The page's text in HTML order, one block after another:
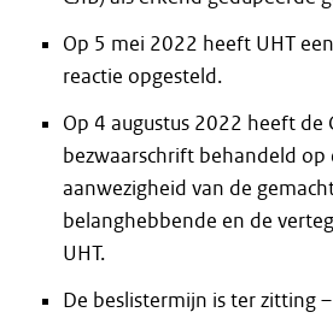
Op 5 mei 2022 heeft UHT
reactie opgesteld.
Op 4 augustus 2022 heeft de
bezwaarschrift behandeld
aanwezigheid van de
belanghebbende en de
UHT.
De beslistermijn is ter zitting